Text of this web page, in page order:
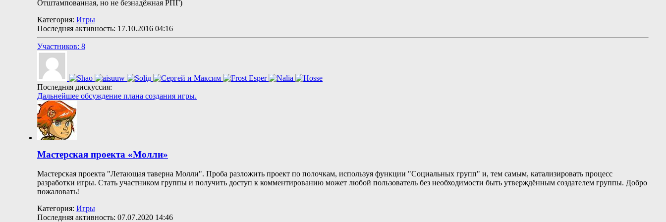
Отштампованная, но не безнадёжная РПГ)
Категория: Игры
Последняя активность: 17.10.2016 04:16
Участников: 8
Последняя дискуссия:
Дальнейшее обсуждение плана создания игры.
Мастерская проекта «Молли»
Мастерская проекта "Летающая таверна Молли". Проба разложить проект по полочкам, используя функции "Социальных групп" и, тем самым, катализировать процесс
разработки игры. Стать участником группы и получить доступ к комментированию может любой пользователь без необходимости быть утверждённым создателем группы. Добро
пожаловать!
Категория: Игры
Последняя активность: 07.07.2020 14:46